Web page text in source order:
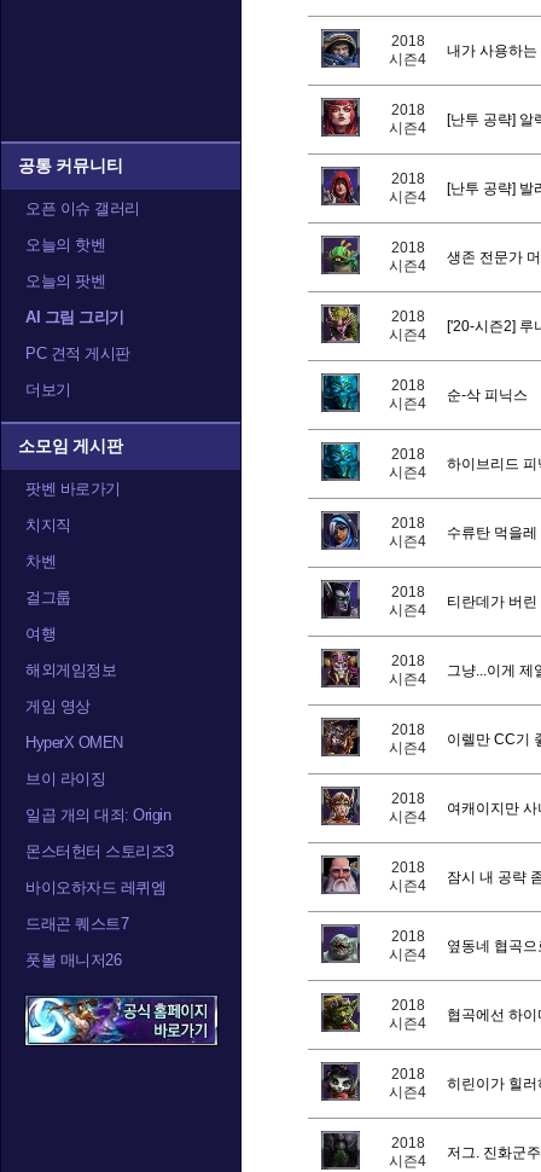
공통 커뮤니티
오픈 이슈 갤러리
오늘의 핫벤
오늘의 팟벤
AI 그림 그리기
PC 견적 게시판
더보기
소모임 게시판
팟벤 바로가기
치지직
차벤
걸그룹
여행
해외게임정보
게임 영상
HyperX OMEN
브이 라이징
일곱 개의 대죄: Origin
몬스터헌터 스토리즈3
바이오하자드 레퀴엠
드래곤 퀘스트7
풋볼 매니저26
정예타우렌
카라짐 카시아 캘
트레이서 티란데 티
2018
시즌4
내가 사용하
2018
시즌4
[난투 공략] 알
2018
시즌4
[난투 공략] 발
2018
시즌4
생존 전문가
2018
시즌4
['20-시즌2] 루
2018
시즌4
순-삭 피닉스
2018
시즌4
하이브리드
2018
시즌4
수류탄 먹을
2018
시즌4
티란데가 버
2018
시즌4
그냥...이게 제
2018
시즌4
이렐만 CC기
2018
시즌4
여캐이지만
2018
시즌4
잠시 내 공략
2018
시즌4
옆동네 협곡
2018
시즌4
협곡에선 하
2018
시즌4
히린이가 힐
2018
시즌4
저그. 진화군